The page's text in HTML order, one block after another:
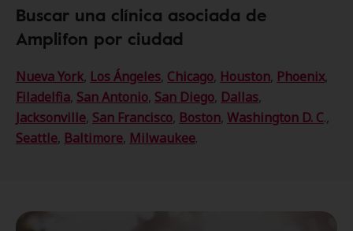
Buscar una clínica asociada de
Amplifon por ciudad
Nueva York, Los Ángeles, Chicago, Houston, Phoenix,
Filadelfia, San Antonio, San Diego, Dallas,
Jacksonville, San Francisco, Boston, Washington D. C.,
Seattle, Baltimore, Milwaukee.